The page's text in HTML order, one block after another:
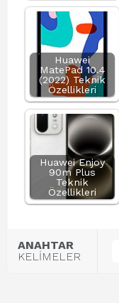
Huawei
MatePad 10.4
(2022) Teknik
Özellikleri
Huawei Enjoy
90m Plus
Teknik
Özellikleri
ANAHTAR
KELİMELER